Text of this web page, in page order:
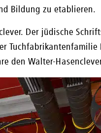
Bildung zu etablieren.
Der jüdische
Tuchfabrikantenfamilie
den Walter-